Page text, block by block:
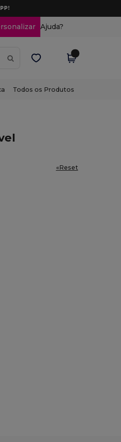
Ajuda?
Todos os Produtos
«Reset